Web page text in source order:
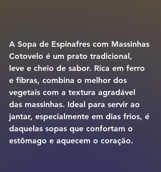
A Sopa de Espinafres com Massinhas
Cotovelo é um prato tradicional,
leve e cheio de sabor. Rica em ferro
e fibras, combina o melhor dos
vegetais com a textura agradável
das massinhas. Ideal para servir ao
jantar, especialmente em dias frios, é
daquelas sopas que confortam o
estômago e aquecem o coração.